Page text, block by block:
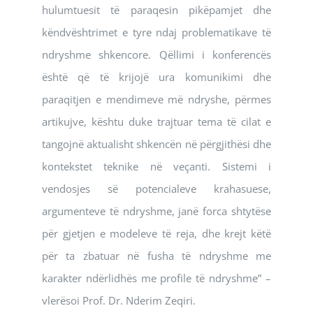
hulumtuesit të paraqesin pikëpamjet dhe
këndvështrimet e tyre ndaj problematikave të
ndryshme shkencore. Qëllimi i konferencës
është që të krijojë ura komunikimi dhe
paraqitjen e mendimeve më ndryshe, përmes
artikujve, kështu duke trajtuar tema të cilat e
tangojnë aktualisht shkencën në përgjithësi dhe
kontekstet teknike në veçanti. Sistemi i
vendosjes së potencialeve krahasuese,
argumenteve të ndryshme, janë forca shtytëse
për gjetjen e modeleve të reja, dhe krejt këtë
për ta zbatuar në fusha të ndryshme me
karakter ndërlidhës me profile të ndryshme” –
vlerësoi Prof. Dr. Nderim Zeqiri.